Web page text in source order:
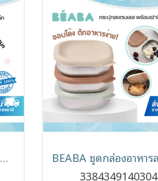
BEABA Aspidoo เครื่องดูดน้ำมูกไฟฟ้าสำหรับเด็ก แรงดูด 70KPA รุ่น Aspidoo สำหรับเด็กแรกเกิด 0 เดือนขึ้นไป
3384349140304